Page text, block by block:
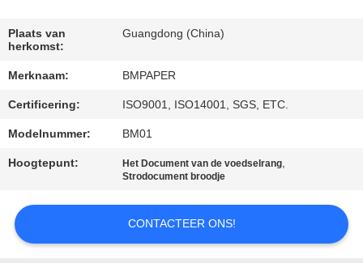
NIEUWS
SITEMAP
POLICY
Plaats van
herkomst:
Guangdong (China)
Merknaam: BMPAPER
Certificering: ISO9001, ISO14001, SGS, ETC.
Modelnummer: BM01
Hoogtepunt: Het Document van de voedselrang,
Strodocument broodje
CONTACTEER ONS!